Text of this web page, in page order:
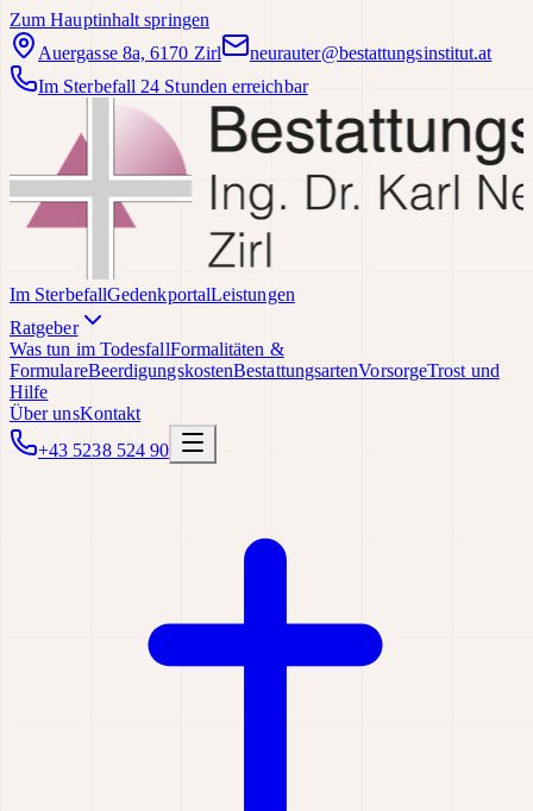
Zum Hauptinhalt springen
Auergasse 8a, 6170 Zirl
neurauter@bestattungsinstitut.at
Im Sterbefall 24 Stunden erreichbar
Im SterbefallGedenkportalLeistungen
Ratgeber
Was tun im TodesfallFormalitäten &
FormulareBeerdigungskostenBestattungsartenVorsorgeTrost und
Hilfe
Über unsKontakt
+43 5238 524 90